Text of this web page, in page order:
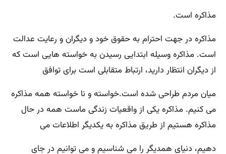
مذاکره است.
مذاکره در جهت احترام به حقوق خود و دیگران و رعایت عدالت
است. مذاکره وسیله ابتدایی رسیدن به خواسته هایی است که
از دیگران انتظار دارید، ارتباط متقابلی است برای توافق
میان مردم طراحی شده است.خواسته و نا خواسته همه مذاکره
می کنیم. مذاکره یکی از واقعیات زندگی ماست همه در حال
مذاکره هستیم از طریق مذاکره به یکدیگر اطلاعات می
دهیم، دنیای همدیگر را می شناسیم و می توانیم در جای